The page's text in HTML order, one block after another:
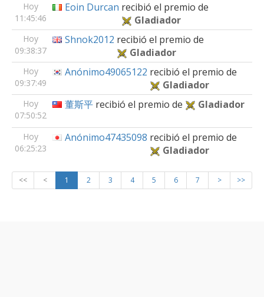
Hoy
11:45:46
Eoin Durcan recibió el premio de
Gladiador
Hoy
09:38:37
Shnok2012 recibió el premio de
Gladiador
Hoy
09:37:49
Anónimo49065122 recibió el premio de
Gladiador
Hoy
07:50:52
董斯平 recibió el premio de Gladiador
Hoy
06:25:23
Anónimo47435098 recibió el premio de
Gladiador
<< < 1 2 3 4 5 6 7 > >>